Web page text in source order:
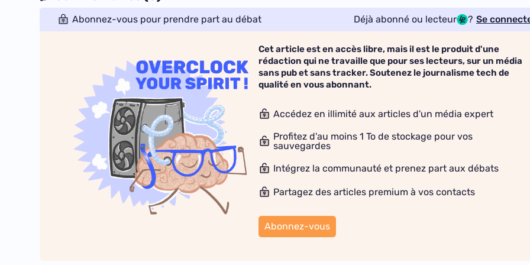
Abonnez-vous pour prendre part au débat Déjà abonné ou lecteur ? Se
Cet article est en accès libre, mais il est le produit d'une
rédaction qui ne travaille que pour ses lecteurs, sur un média
sans pub et sans tracker. Soutenez le journalisme tech de
qualité en vous abonnant.
Accédez en illimité aux articles d'un média expert
Profitez d'au moins 1 To de stockage pour vos
sauvegardes
Intégrez la communauté et prenez part aux débats
Partagez des articles premium à vos contacts
Abonnez-vous